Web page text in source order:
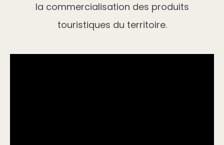
la commercialisation des produits
touristiques du territoire.